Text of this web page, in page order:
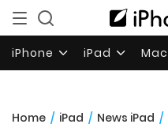
iPhone iPad Mac
Home / iPad / News iPad /